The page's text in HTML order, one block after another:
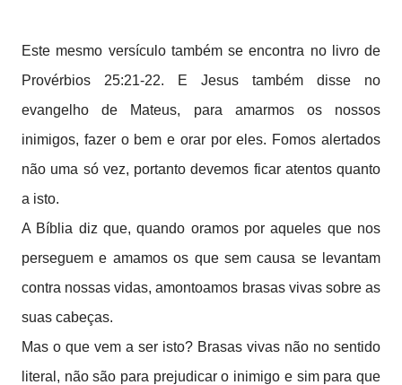
Este mesmo versículo também se encontra no livro de
Provérbios 25:21-22. E Jesus também disse no
evangelho de Mateus, para amarmos os nossos
inimigos, fazer o bem e orar por eles. Fomos alertados
não uma só vez, portanto devemos ficar atentos quanto
a isto.
A Bíblia diz que, quando oramos por aqueles que nos
perseguem e amamos os que sem causa se levantam
contra nossas vidas, amontoamos brasas vivas sobre as
suas cabeças.
Mas o que vem a ser isto? Brasas vivas não no sentido
literal, não são para prejudicar o inimigo e sim para que